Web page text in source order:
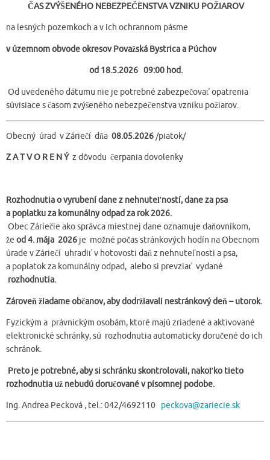
ČAS ZVÝŠENÉHO NEBEZPEČENSTVA VZNIKU POŽIAROV
na lesných pozemkoch a v ich ochrannom pásme
v územnom obvode okresov Považská Bystrica a Púchov
od 18.5.2026 09:00 hod.
Od uvedeného dátumu nie je potrebné zabezpečovať opatrenia
súvisiace s časom zvýšeného nebezpečenstva vzniku požiarov.
Obecný úrad v Záriečí dňa 08.05.2026 /piatok/
Z A T V O R E N Ý z dôvodu čerpania dovolenky
Rozhodnutia o vyrubení dane z nehnuteľností, dane za psa
a poplatku za komunálny odpad za rok 2026.
Obec Záriečie ako správca miestnej dane oznamuje daňovníkom,
že od4. mája 2026 je možné počas stránkových hodín na Obecnom
úrade v Záriečí uhradiť v hotovosti daň z nehnuteľnosti a psa,
a poplatok za komunálny odpad, alebo si prevziať vydané
rozhodnutia.
Zároveň žiadame občanov, aby dodržiavali nestránkový deň – utorok.
Fyzickým a právnickým osobám, ktoré majú zriadené a aktivované
elektronické schránky, sú rozhodnutia automaticky doručené do ich
schránok.
Preto je potrebné, aby si schránku skontrolovali, nakoľko tieto
rozhodnutia už nebudú doručované v písomnej podobe.
Ing. Andrea Pecková , tel.: 042/4692110 peckova@zariecie.sk